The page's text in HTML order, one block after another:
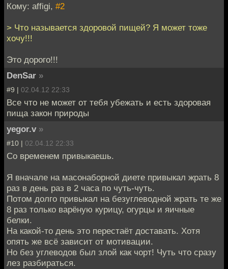
Кому: affigi, #2
> Что называется здоровой пищей? Я может тоже
хочу!!!
Это дорого!!!
DenSar »
#9 | 02.04.12 22:33
Все что не может от тебя убежать и есть здоровая
пища закон природы
yegor.v »
#10 | 02.04.12 22:33
Со временем привыкаешь.
Я вначале на масонаборной диете привыкал жрать 8
раз в день раз в 2 часа по чуть-чуть.
Потом долго привыкал на безуглеводной жрать те же
8 раз только варёную курицу, огурцы и яичные
белки.
На какой-то день это перестаёт доставать. Хотя
опять же всё зависит от мотивации.
Но без углеводов был злой как чорт! Чуть что сразу
лез разбираться.